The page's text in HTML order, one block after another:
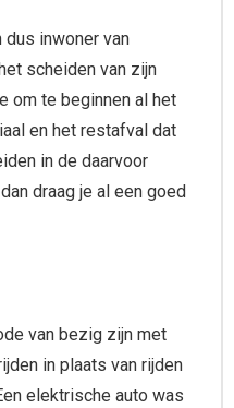
dus inwoner van
scheiden van zijn
om te beginnen al het
en het restafval dat
in de daarvoor
draag je al een goed
van bezig zijn met
in plaats van rijden
elektrische auto was